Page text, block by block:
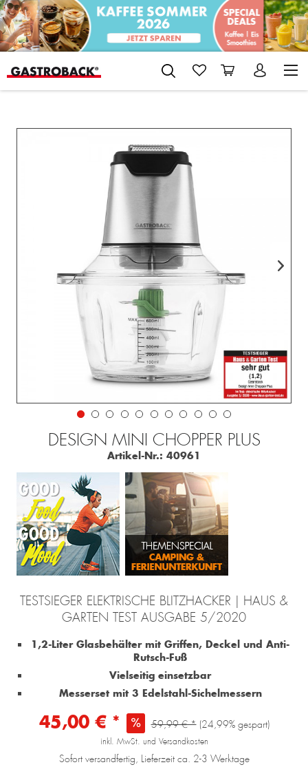
DESIGN MINI CHOPPER PLUS
Artikel-Nr.: 40961
TESTSIEGER ELEKTRISCHE BLITZHACKER | HAUS &
GARTEN TEST AUSGABE 5/2020
1,2-Liter Glasbehälter mit Griffen, Deckel und Anti-
Rutsch-Fuß
Vielseitig einsetzbar
Messerset mit 3 Edelstahl-Sichelmessern
45,00 € * 59,99 € * (24,99% gespart)
inkl. MwSt. und Versandkosten
Sofort versandfertig, Lieferzeit ca. 2-3 Werktage